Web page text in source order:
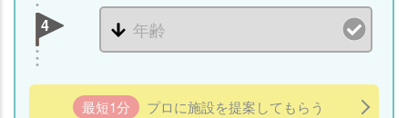
4
最短1分 プロに施設を提案してもらう